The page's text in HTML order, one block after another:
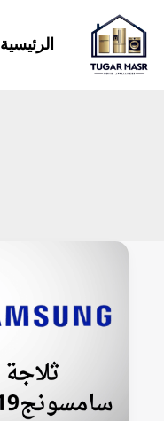
إلى
المحتوى
الرئيسية
419
لتر
المميزات
والعيوب